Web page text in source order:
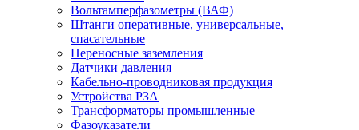
Вольтамперфазометры (ВАФ)
Штанги оперативные, универсальные,
спасательные
Переносные заземления
Датчики давления
Кабельно-проводниковая продукция
Устройства РЗА
Трансформаторы промышленные
Фазоуказатели